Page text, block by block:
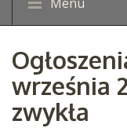
Menu
września
zwykła